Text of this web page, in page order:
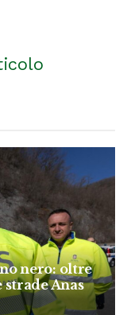
nero: oltre
Anas